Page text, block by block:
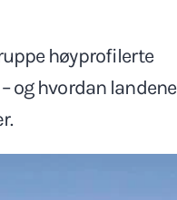
høyprofilerte
og hvordan landene